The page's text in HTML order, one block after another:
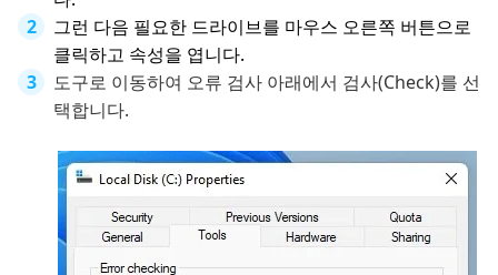
그런 다음 필요한 드라이브를 마우스 오른쪽 버튼으로
클릭하고 속성을 엽니다.
도구로 이동하여 오류 검사 아래에서 검사(Check)를 선
택합니다.